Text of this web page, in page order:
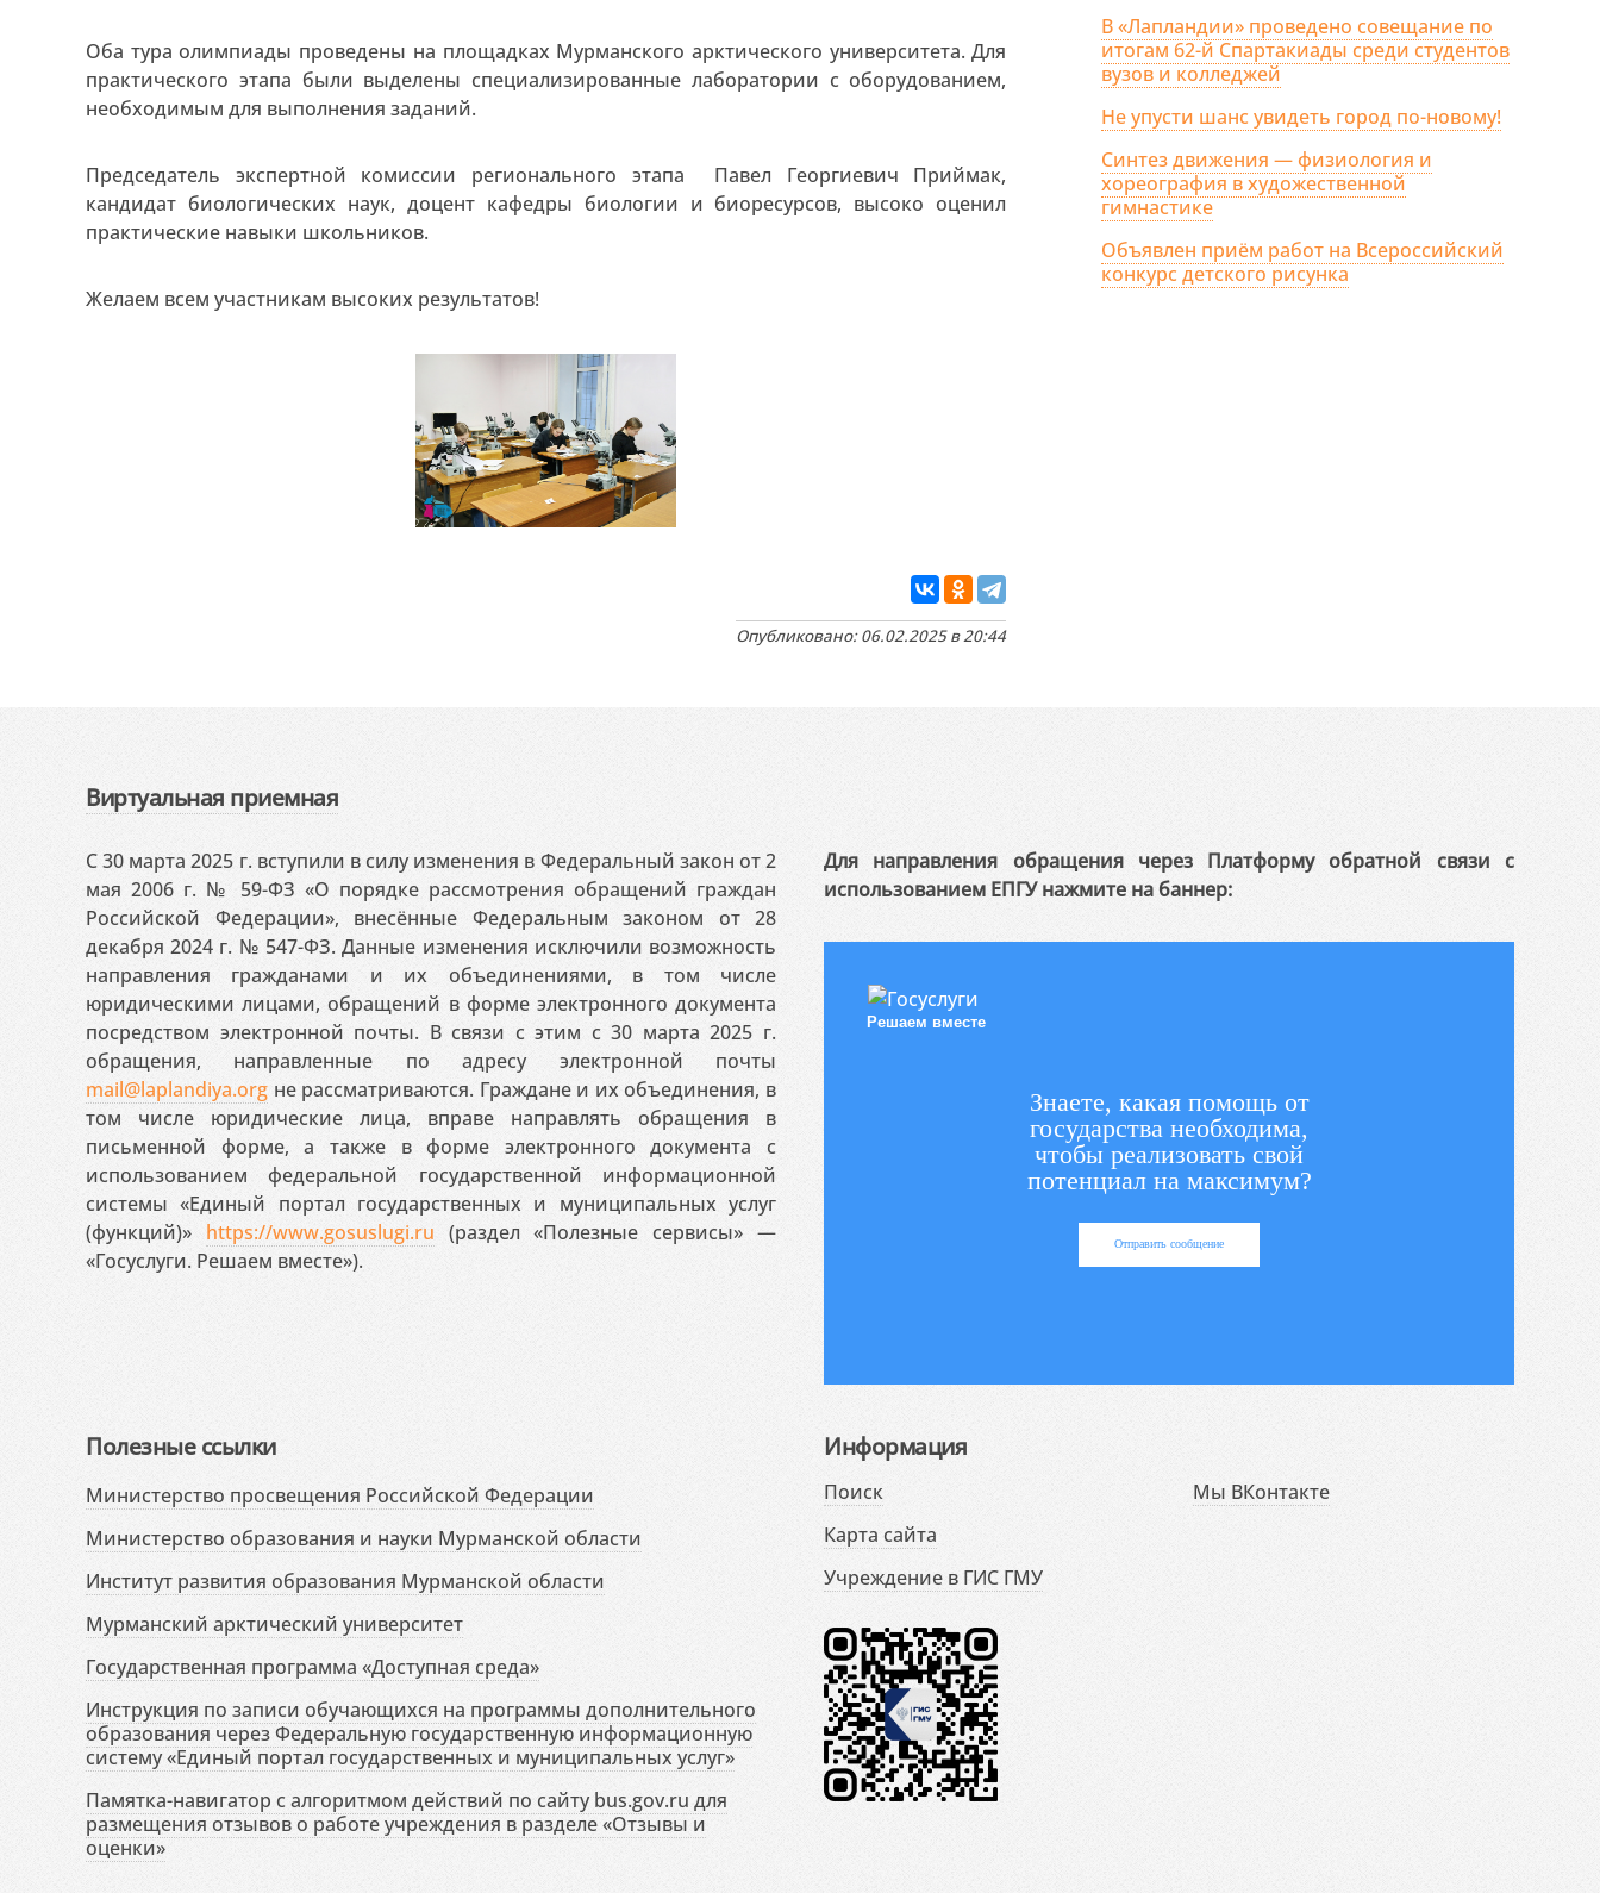
Оба тура олимпиады проведены на площадках Мурманского арктического университета. Для
практического этапа были выделены специализированные лаборатории с оборудованием,
необходимым для выполнения заданий.
Председатель экспертной комиссии регионального этапа Павел Георгиевич Приймак,
кандидат биологических наук, доцент кафедры биологии и биоресурсов, высоко оценил
практические навыки школьников.
Желаем всем участникам высоких результатов!
Опубликовано: 06.02.2025 в 20:44
В «Лапландии» проведено совещание по
итогам 62-й Спартакиады среди студентов
вузов и колледжей
Не упусти шанс увидеть город по-новому!
Синтез движения — физиология и
хореография в художественной
гимнастике
Объявлен приём работ на Всероссийский
конкурс детского рисунка
Виртуальная приемная
С 30 марта 2025 г. вступили в силу изменения в Федеральный закон от 2
мая 2006 г. № 59-ФЗ «О порядке рассмотрения обращений граждан
Российской Федерации», внесённые Федеральным законом от 28
декабря 2024 г. № 547-ФЗ. Данные изменения исключили возможность
направления гражданами и их объединениями, в том числе
юридическими лицами, обращений в форме электронного документа
посредством электронной почты. В связи с этим с 30 марта 2025 г.
обращения, направленные по адресу электронной почты
mail@laplandiya.org не рассматриваются. Граждане и их объединения, в
том числе юридические лица, вправе направлять обращения в
письменной форме, а также в форме электронного документа с
использованием федеральной государственной информационной
системы «Единый портал государственных и муниципальных услуг
(функций)» https://www.gosuslugi.ru (раздел «Полезные сервисы» —
«Госуслуги. Решаем вместе»).
Для направления обращения через Платформу обратной связи с
использованием ЕПГУ нажмите на баннер:
Решаем вместе
Знаете, какая помощь от
государства необходима,
чтобы реализовать свой
потенциал на максимум?
Отправить сообщение
Полезные ссылки
Министерство просвещения Российской Федерации
Министерство образования и науки Мурманской области
Институт развития образования Мурманской области
Мурманский арктический университет
Государственная программа «Доступная среда»
Инструкция по записи обучающихся на программы дополнительного
образования через Федеральную государственную информационную
систему «Единый портал государственных и муниципальных услуг»
Памятка-навигатор с алгоритмом действий по сайту bus.gov.ru для
размещения отзывов о работе учреждения в разделе «Отзывы и
оценки»
Информация
Поиск
Карта сайта
Учреждение в ГИС ГМУ
Мы ВКонтакте